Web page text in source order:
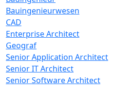
Bauingenieurwesen
CAD
Enterprise Architect
Geograf
Senior Application Architect
Senior IT Architect
Senior Software Architect